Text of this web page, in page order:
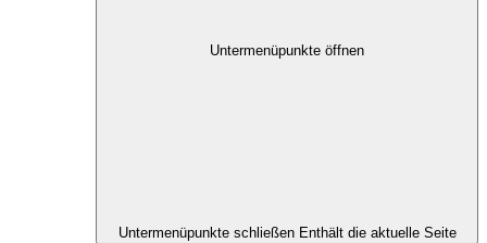
Untermenüpunkte öffnen
Untermenüpunkte schließen Enthält die aktuelle Seite